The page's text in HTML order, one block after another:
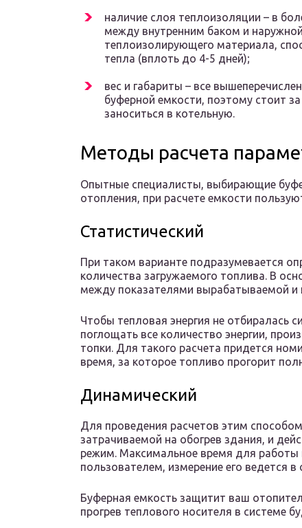
наличие слоя теплоизоляции – в
между внутренним баком и
теплоизолирующего материала,
тепла (вплоть до 4-5 дней);
вес и габариты – все
буферной емкости, поэтому стоит
заноситься в котельную.
Методы расчета
Опытные специалисты, выбирающие
отопления, при расчете емкости
Статистический
При таком варианте подразумевается
количества загружаемого топлива. В
между показателями вырабатываемой и
Чтобы тепловая энергия не отбиралась
поглощать все количество энергии,
топки. Для такого расчета придется
время, за которое топливо прогорит
Динамический
Для проведения расчетов этим
затрачиваемой на обогрев здания, и
режим. Максимальное время для работы
пользователем, измерение его ведется в
Буферная емкость защитит ваш
прогрев теплового носителя в системе